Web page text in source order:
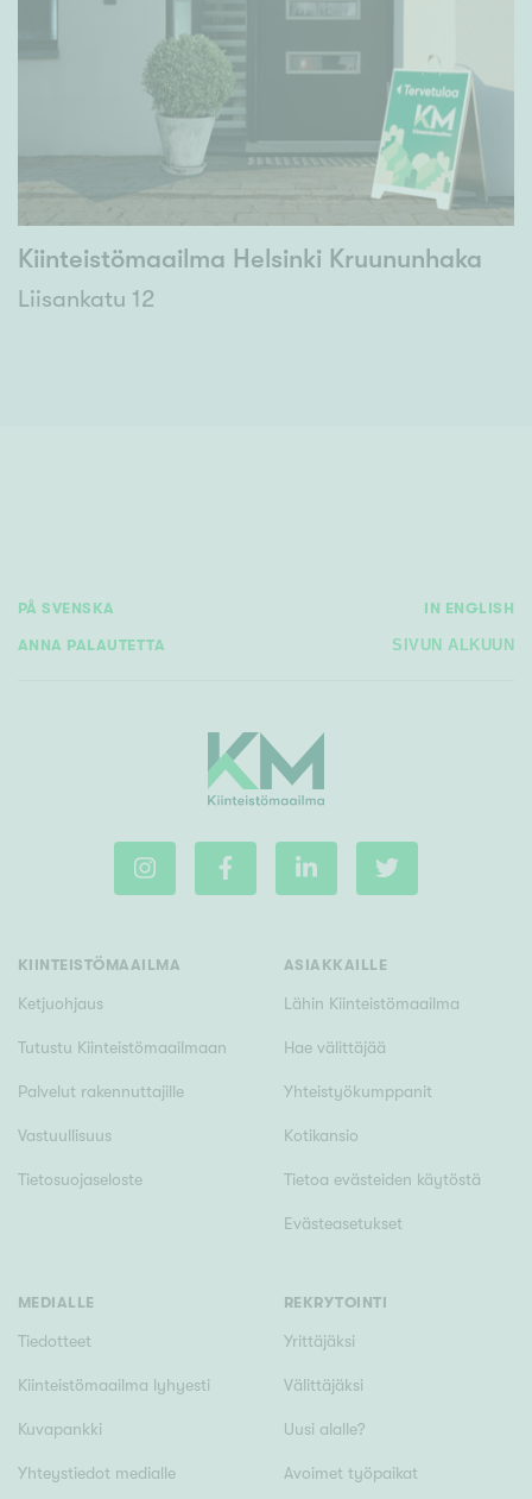
Kiinteistömaailma Helsinki Kruununhaka
Liisankatu 12
PÅ SVENSKA IN ENGLISH
ANNA PALAUTETTA SIVUN ALKUUN
KIINTEISTÖMAAILMA
Ketjuohjaus
Tutustu Kiinteistömaailmaan
Palvelut rakennuttajille
Vastuullisuus
Tietosuojaseloste
ASIAKKAILLE
Lähin Kiinteistömaailma
Hae välittäjää
Yhteistyökumppanit
Kotikansio
Tietoa evästeiden käytöstä
Evästeasetukset
MEDIALLE
Tiedotteet
Kiinteistömaailma lyhyesti
Kuvapankki
Yhteystiedot medialle
REKRYTOINTI
Yrittäjäksi
Välittäjäksi
Uusi alalle?
Avoimet työpaikat